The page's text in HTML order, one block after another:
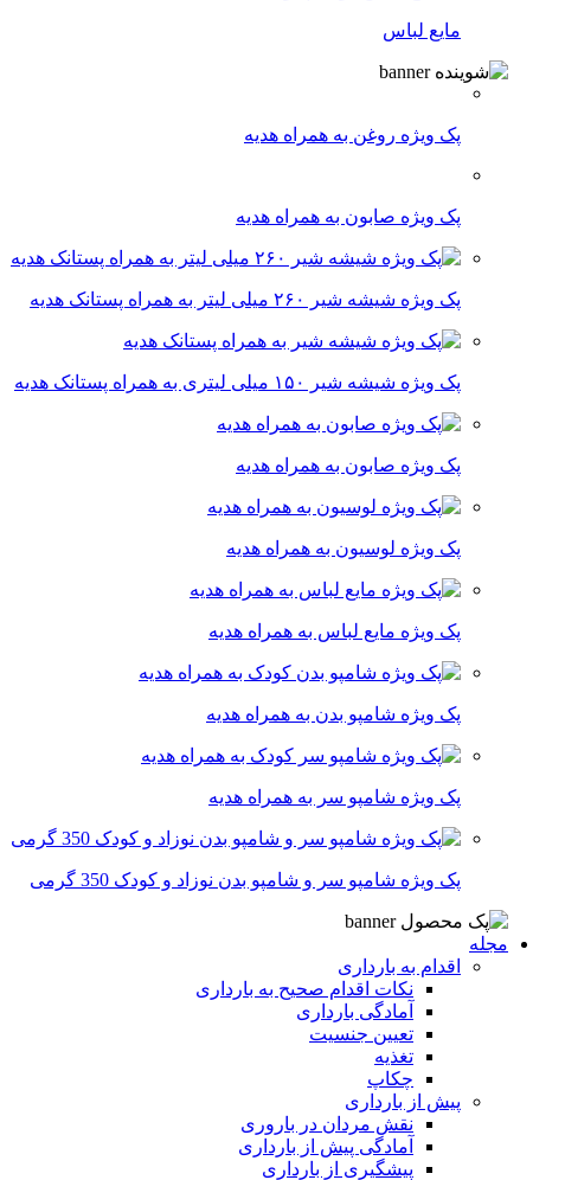
مایع لباس
پک ویژه روغن به همراه هدیه
پک ویژه صابون به همراه هدیه
پک ویژه شیشه شیر ۲۶۰ میلی لیتر به همراه پستانک هدیه
پک ویژه شیشه شیر ۱۵۰ میلی لیتری به همراه پستانک هدیه
پک ویژه صابون به همراه هدیه
پک ویژه لوسیون به همراه هدیه
پک ویژه مایع لباس به همراه هدیه
پک ویژه شامپو بدن به همراه هدیه
پک ویژه شامپو سر به همراه هدیه
پک ویژه شامپو سر و شامپو بدن نوزاد و کودک 350 گرمی
مجله
اقدام به بارداری
نکات اقدام صحیح به بارداری
آمادگی بارداری
تعیین جنسیت
تغذیه
چکاپ
پیش از بارداری
نقش مردان در باروری
آمادگی پیش از بارداری
پیشگیری از بارداری